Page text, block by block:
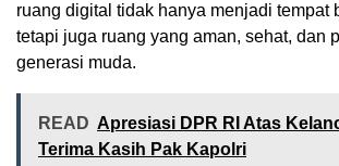
ruang digital tidak hanya menjadi tempat
tetapi juga ruang yang aman, sehat, dan
generasi muda.
READ Apresiasi DPR RI Atas
Terima Kasih Pak Kapolri